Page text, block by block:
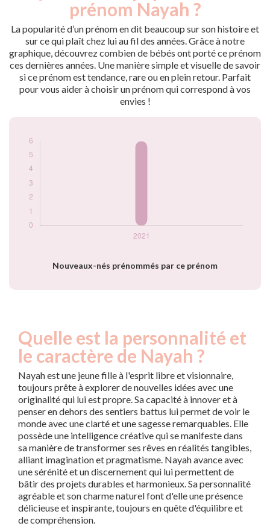
prénom Nayah ?
La popularité d’un prénom en dit beaucoup sur son histoire et
sur ce qui plaît chez lui au fil des années. Grâce à notre
graphique, découvrez combien de bébés ont porté ce prénom
ces dernières années. Une manière simple et visuelle de savoir
si ce prénom est tendance, rare ou en plein retour. Parfait
pour vous aider à choisir un prénom qui correspond à vos
envies !
Nouveaux-nés prénommés par ce prénom
Popularité du
prénom Nayah par
année
Quelle est la personnalité et
le caractère de Nayah ?
Nayah est une jeune fille à l'esprit libre et visionnaire,
toujours prête à explorer de nouvelles idées avec une
originalité qui lui est propre. Sa capacité à innover et à
penser en dehors des sentiers battus lui permet de voir le
monde avec une clarté et une sagesse remarquables. Elle
possède une intelligence créative qui se manifeste dans
sa manière de transformer ses rêves en réalités tangibles,
alliant imagination et pragmatisme. Nayah avance avec
une sérénité et un discernement qui lui permettent de
bâtir des projets durables et harmonieux. Sa personnalité
agréable et son charme naturel font d'elle une présence
délicieuse et inspirante, toujours en quête d'équilibre et
de compréhension.